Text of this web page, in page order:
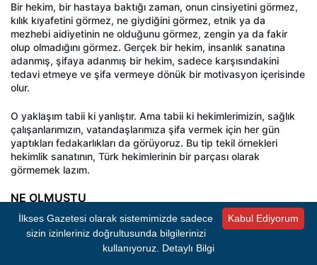
Bir hekim, bir hastaya baktığı zaman, onun cinsiyetini görmez,
kılık kıyafetini görmez, ne giydiğini görmez, etnik ya da
mezhebi aidiyetinin ne olduğunu görmez, zengin ya da fakir
olup olmadığını görmez. Gerçek bir hekim, insanlık sanatına
adanmış, şifaya adanmış bir hekim, sadece karşısındakini
tedavi etmeye ve şifa vermeye dönük bir motivasyon içerisinde
olur.
O yaklaşım tabii ki yanlıştır. Ama tabii ki hekimlerimizin, sağlık
çalışanlarımızın, vatandaşlarımıza şifa vermek için her gün
yaptıkları fedakarlıkları da görüyoruz. Bu tip tekil örnekleri
hekimlik sanatının, Türk hekimlerinin bir parçası olarak
görmemek lazım.
NE OLMUŞTU
Konya Meram Devlet Hastanesi'nde yaşandığı iddia edilen
olayda; Görevli doktor kıyafetinin "açık" olduğunu öne sürdüğü
genç bir kadını muayene etmeyi reddetmişti.
Kabul Ediyorum
İlkses Gazetesi olarak sistemimizde sadece
sizin izinleriniz doğrultusunda bilgilerinizi
kullanıyoruz. Detaylı Bilgi